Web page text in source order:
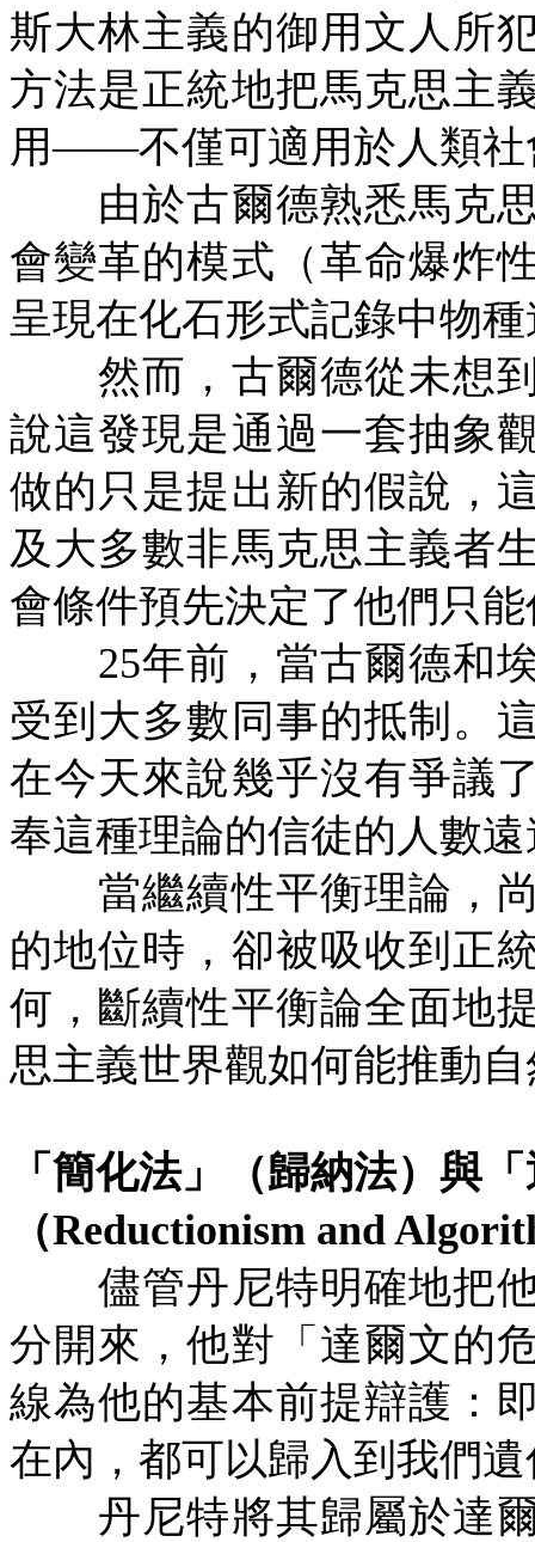
斯大林主義的御用文人所
方法是正統地把馬克思主
用——不僅可適用於人類社
由於古爾德熟悉馬克思
會變革的模式（革命爆炸
呈現在化石形式記錄中物
然而，古爾德從未想到
說這發現是通過一套抽象
做的只是提出新的假說，
及大多數非馬克思主義者
會條件預先決定了他們只
25年前，當古爾德和
受到大多數同事的抵制。
在今天來說幾乎沒有爭議
奉這種理論的信徒的人數
當繼續性平衡理論，尚
的地位時，卻被吸收到正
何，斷續性平衡論全面地
思主義世界觀如何能推動
「簡化法」（歸納法）與
（Reductionism and
儘管丹尼特明確地把他
分開來，他對「達爾文的
線為他的基本前提辯護：
在內，都可以歸入到我們
丹尼特將其歸屬於達爾